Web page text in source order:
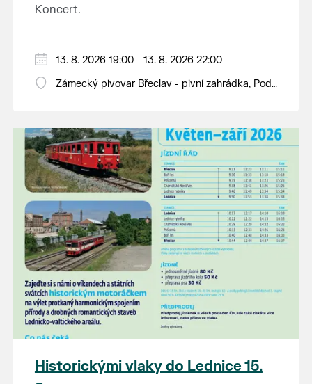
Koncert.
13. 8. 2026 19:00 - 13. 8. 2026 22:00
Zámecký pivovar Břeclav - pivní zahrádka, Pod
Historickými vlaky do Lednice 15.